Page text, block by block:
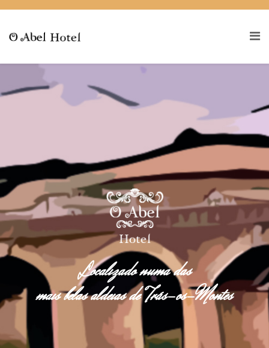
Localizado numa das
mais belas aldeias de Trás-os-Montes